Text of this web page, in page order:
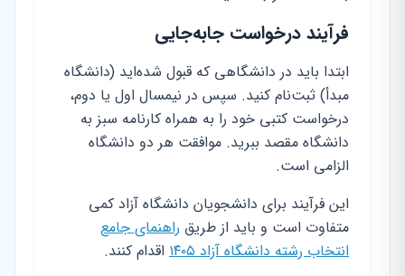
فرآیند درخواست جابه‌جایی
ابتدا باید در دانشگاهی که قبول شده‌اید (دانشگاه
مبدأ) ثبت‌نام کنید. سپس در نیمسال اول یا دوم،
درخواست کتبی خود را به همراه کارنامه سبز به
دانشگاه مقصد ببرید. موافقت هر دو دانشگاه
الزامی است.
این فرآیند برای دانشجویان دانشگاه آزاد کمی
متفاوت است و باید از طریق راهنمای جامع
انتخاب رشته دانشگاه آزاد ۱۴۰۵
اقدام کنند.